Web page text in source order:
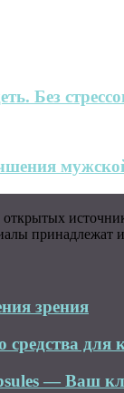
Без
принадлежат
зрения
для
— Ваш